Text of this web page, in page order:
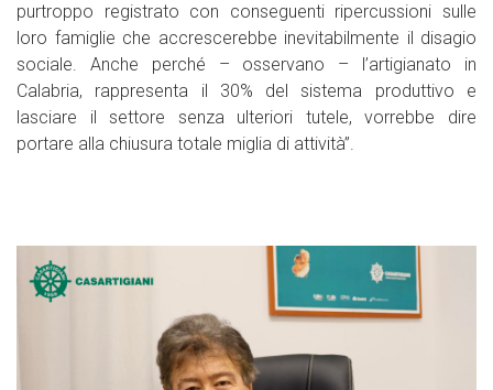
purtroppo registrato con conseguenti ripercussioni sulle
loro famiglie che accrescerebbe inevitabilmente il disagio
sociale. Anche perché – osservano – l’artigianato in
Calabria, rappresenta il 30% del sistema produttivo e
lasciare il settore senza ulteriori tutele, vorrebbe dire
portare alla chiusura totale miglia di attività”.